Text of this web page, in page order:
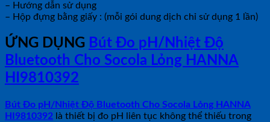
– Hướng dẫn sử dụng
– Hộp đựng bằng giấy : (mỗi gói dung dịch chỉ sử dụng 1 lần)
ỨNG DỤNG Bút Đo pH/Nhiệt Độ
Bluetooth Cho Socola Lỏng HANNA
HI9810392
Bút Đo pH/Nhiệt Độ Bluetooth Cho Socola Lỏng HANNA
HI9810392 là thiết bị đo pH liên tục không thể thiếu trong